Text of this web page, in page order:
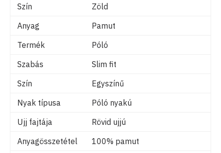
Szín
Zöld
Anyag
Pamut
Termék
Póló
Szabás
Slim fit
Szín
Egyszínű
Nyak típusa
Póló nyakú
Ujj fajtája
Rövid ujjú
Anyagösszetétel
100% pamut